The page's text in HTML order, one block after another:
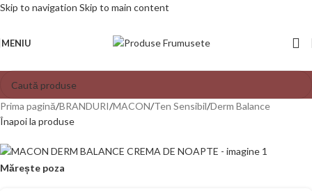
Skip to navigation Skip to main content
MENIU
Prima pagină/BRANDURI/MACON/Ten Sensibil/Derm Balance
Înapoi la produse
Mărește poza